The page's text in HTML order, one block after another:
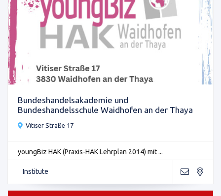
Bundeshandelsakademie und
Bundeshandelsschule Waidhofen an der Thaya
Vitiser Straße 17
youngBiz HAK (Praxis-HAK Lehrplan 2014) mit ...
Institute